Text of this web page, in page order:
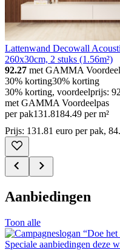
Lattenwand Decowall
260x30cm, 2 stuks (1.56m²)
92.27 met GAMMA
30% korting30% korting
30% korting, voordeelprijs:
met GAMMA Voordeelpas
per pak131 .8184.49 per m²
Prijs: 131.81 euro per pak,
Aanbiedingen
Toon alle
Speciale aanbiedingen deze